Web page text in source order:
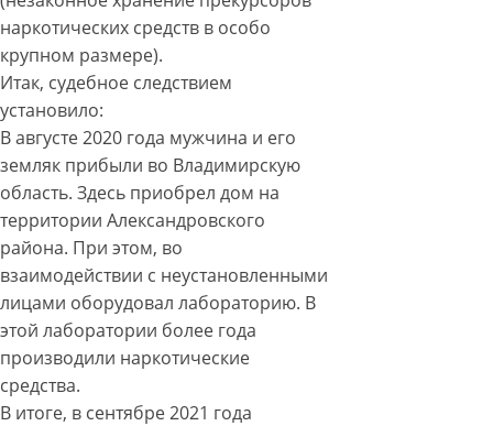
наркотических средств в особо
крупном размере).
Итак, судебное следствием
установило:
В августе 2020 года мужчина и его
земляк прибыли во Владимирскую
область. Здесь приобрел дом на
территории Александровского
района. При этом, во
взаимодействии с неустановленными
лицами оборудовал лабораторию. В
этой лаборатории более года
производили наркотические
средства.
В итоге, в сентябре 2021 года